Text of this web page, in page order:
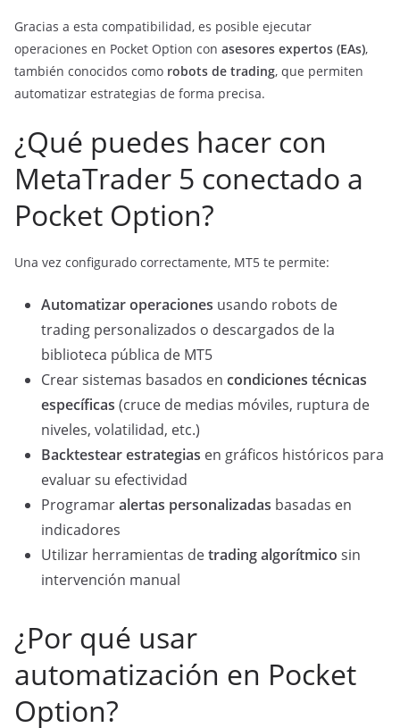
Gracias a esta compatibilidad, es posible ejecutar
operaciones en Pocket Option con asesores expertos (EAs),
también conocidos como robots de trading, que permiten
automatizar estrategias de forma precisa.
¿Qué puedes hacer con
MetaTrader 5 conectado a
Pocket Option?
Una vez configurado correctamente, MT5 te permite:
Automatizar operaciones usando robots de
trading personalizados o descargados de la
biblioteca pública de MT5
Crear sistemas basados en condiciones técnicas
específicas (cruce de medias móviles, ruptura de
niveles, volatilidad, etc.)
Backtestear estrategias en gráficos históricos para
evaluar su efectividad
Programaralertas personalizadas basadas en
indicadores
Utilizar herramientas detrading algorítmico sin
intervención manual
¿Por qué usar
automatización en Pocket
Option?